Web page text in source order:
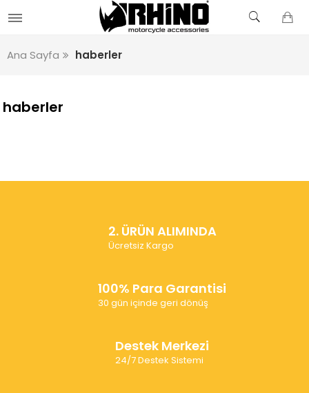
Ana Sayfa haberler
haberler
2. ÜRÜN ALIMINDA
Ücretsiz Kargo
100% Para Garantisi
30 gün içinde geri dönüş
Destek Merkezi
24/7 Destek Sistemi